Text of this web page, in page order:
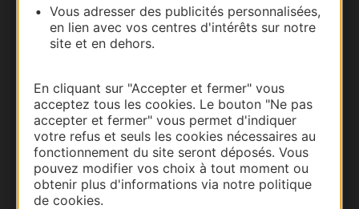
Vous adresser des publicités personnalisées,
en lien avec vos centres d'intérêts sur notre
site et en dehors.
En cliquant sur "Accepter et fermer" vous
acceptez tous les cookies. Le bouton "Ne pas
accepter et fermer" vous permet d'indiquer
votre refus et seuls les cookies nécessaires au
fonctionnement du site seront déposés. Vous
pouvez modifier vos choix à tout moment ou
obtenir plus d'informations via notre politique
de cookies.
Nous contacter
Documentation